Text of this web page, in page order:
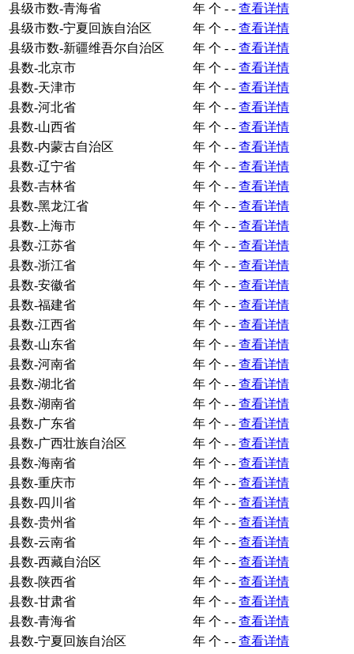
县级市数-青海省
年 个 - - 查看详情
县级市数-宁夏回族自治区
年 个 - - 查看详情
县级市数-新疆维吾尔自治区
年 个 - - 查看详情
县数-北京市
年 个 - - 查看详情
县数-天津市
年 个 - - 查看详情
县数-河北省
年 个 - - 查看详情
县数-山西省
年 个 - - 查看详情
县数-内蒙古自治区
年 个 - - 查看详情
县数-辽宁省
年 个 - - 查看详情
县数-吉林省
年 个 - - 查看详情
县数-黑龙江省
年 个 - - 查看详情
县数-上海市
年 个 - - 查看详情
县数-江苏省
年 个 - - 查看详情
县数-浙江省
年 个 - - 查看详情
县数-安徽省
年 个 - - 查看详情
县数-福建省
年 个 - - 查看详情
县数-江西省
年 个 - - 查看详情
县数-山东省
年 个 - - 查看详情
县数-河南省
年 个 - - 查看详情
县数-湖北省
年 个 - - 查看详情
县数-湖南省
年 个 - - 查看详情
县数-广东省
年 个 - - 查看详情
县数-广西壮族自治区
年 个 - - 查看详情
县数-海南省
年 个 - - 查看详情
县数-重庆市
年 个 - - 查看详情
县数-四川省
年 个 - - 查看详情
县数-贵州省
年 个 - - 查看详情
县数-云南省
年 个 - - 查看详情
县数-西藏自治区
年 个 - - 查看详情
县数-陕西省
年 个 - - 查看详情
县数-甘肃省
年 个 - - 查看详情
县数-青海省
年 个 - - 查看详情
县数-宁夏回族自治区
年 个 - - 查看详情